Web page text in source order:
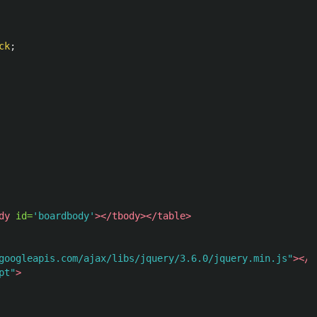
;
id='boardbody'></tbody></table>
ajax/libs/jquery/3.6.0/jquery.min.js"></
>